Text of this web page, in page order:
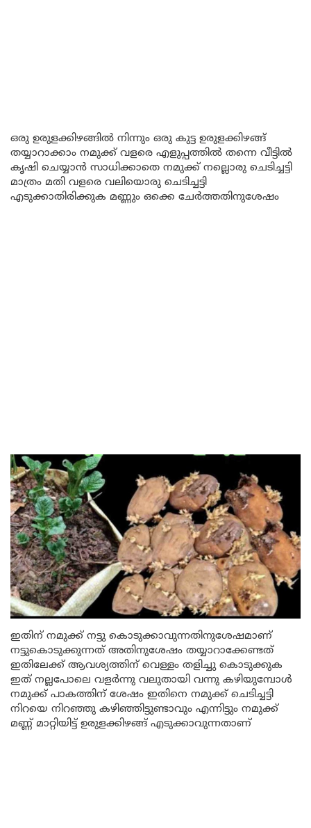
ഒരു ഉരുളക്കിഴങ്ങിൽ നിന്നും ഒരു കുട്ട ഉരുളക്കിഴങ്ങ്
തയ്യാറാക്കാം നമുക്ക് വളരെ എളുപ്പത്തിൽ തന്നെ വീട്ടിൽ
കൃഷി ചെയ്യാൻ സാധിക്കാതെ നമുക്ക് നല്ലൊരു ചെടിച്ചട്ടി
മാത്രം മതി വളരെ വലിയൊരു ചെടിച്ചട്ടി
എടുക്കാതിരിക്കുക മണ്ണും ഒക്കെ ചേർത്തതിനുശേഷം
ഇതിന് നമുക്ക് നട്ടു കൊടുക്കാവുന്നതിനുശേഷമാണ്
നട്ടുകൊടുക്കുന്നത് അതിനുശേഷം തയ്യാറാക്കേണ്ടത്
ഇതിലേക്ക് ആവശ്യത്തിന് വെള്ളം തളിച്ചു കൊടുക്കുക
ഇത് നല്ലപോലെ വളർന്നു വലുതായി വന്നു കഴിയുമ്പോൾ
നമുക്ക് പാകത്തിന് ശേഷം ഇതിനെ നമുക്ക് ചെടിച്ചട്ടി
നിറയെ നിറഞ്ഞു കഴിഞ്ഞിട്ടുണ്ടാവും എന്നിട്ടും നമുക്ക്
മണ്ണ് മാറ്റിയിട്ട് ഉരുളക്കിഴങ്ങ് എടുക്കാവുന്നതാണ്